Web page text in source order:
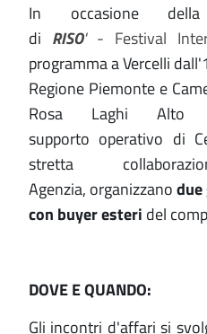
In occasione
di RISO' - Festival
programma a Vercelli
Regione Piemonte e
Rosa Laghi Alto
supporto operativo di
stretta
Agenzia, organizzano
con buyer esteri del
DOVE E QUANDO:
Gli incontri d'affari si